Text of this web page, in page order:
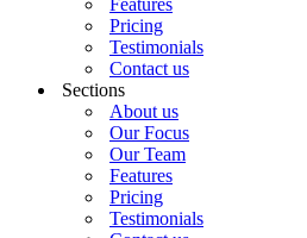
Features
Pricing
Testimonials
Contact us
Sections
About us
Our Focus
Our Team
Features
Pricing
Testimonials